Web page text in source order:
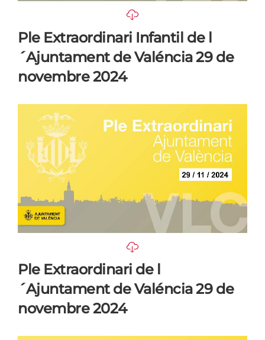
Ple Extraordinari Infantil de l
´Ajuntament de Valéncia 29 de
novembre 2024
Ple Extraordinari de l
´Ajuntament de Valéncia 29 de
novembre 2024